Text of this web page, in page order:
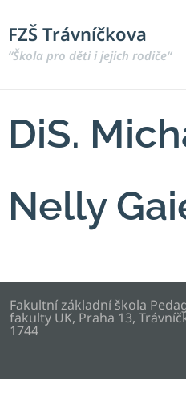
FZŠ Trávníčkova
“Škola pro děti i jejich rodiče“
DiS.
Nelly
Fakultní základní škola
fakulty UK, Praha 13,
1744